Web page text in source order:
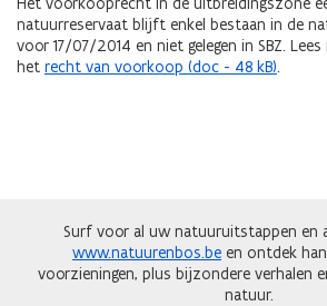
natuurreservaat blijft enkel bestaan in de
voor 17/07/2014 en niet gelegen in SBZ.
het recht van voorkoop (doc - 48 kB).
Surf voor al uw natuuruitstappen en
www.natuurenbos.be en ontdek
voorzieningen, plus bijzondere verhalen
natuur.